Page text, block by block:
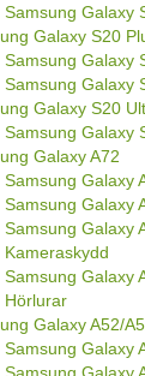
Samsung Galaxy
Galaxy S20
Samsung Galaxy
Samsung Galaxy
Galaxy S20
Samsung Galaxy
Galaxy A72
Samsung Galaxy
Samsung Galaxy
Samsung Galaxy
Kameraskydd
Samsung Galaxy
Hörlurar
Galaxy A52/
Samsung Galaxy